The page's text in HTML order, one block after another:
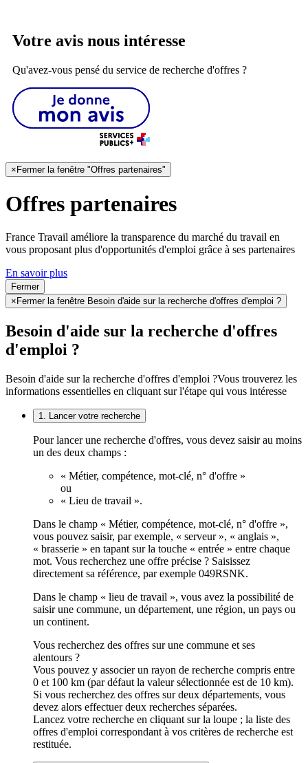
Votre avis nous intéresse
Qu'avez-vous pensé du service de recherche d'offres ?
×Fermer la fenêtre "Offres partenaires"
Offres partenaires
France Travail améliore la transparence du marché du travail en
vous proposant plus d'opportunités d'emploi grâce à ses partenaires
En savoir plus
Fermer
× Fermer la fenêtre Besoin d'aide sur la recherche d'offres d'emploi ?
Besoin d'aide sur la recherche d'offres
d'emploi ?
Besoin d'aide sur la recherche d'offres d'emploi ?Vous trouverez les
informations essentielles en cliquant sur l'étape qui vous intéresse
1. Lancer votre recherche
Pour lancer une recherche d'offres, vous devez saisir au moins
un des deux champs :
« Métier, compétence, mot-clé, n° d'offre »
ou
« Lieu de travail ».
Dans le champ « Métier, compétence, mot-clé, n° d'offre »,
vous pouvez saisir, par exemple, « serveur », « anglais »,
« brasserie » en tapant sur la touche « entrée » entre chaque
mot. Vous recherchez une offre précise ? Saisissez
directement sa référence, par exemple 049RSNK.
Dans le champ « lieu de travail », vous avez la possibilité de
saisir une commune, un département, une région, un pays ou
un continent.
Vous recherchez des offres sur une commune et ses
alentours ?
Vous pouvez y associer un rayon de recherche compris entre
0 et 100 km (par défaut la valeur sélectionnée est de 10 km).
Si vous recherchez des offres sur deux départements, vous
devez alors effectuer deux recherches séparées.
Lancez votre recherche en cliquant sur la loupe ; la liste des
offres d'emploi correspondant à vos critères de recherche est
restituée.